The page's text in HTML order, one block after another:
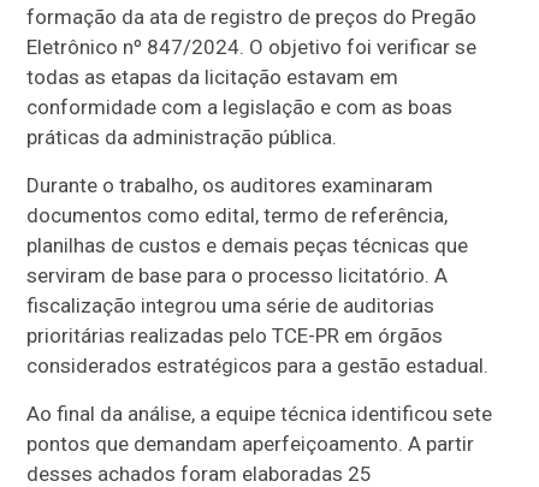
formação da ata de registro de preços do Pregão
Eletrônico nº 847/2024. O objetivo foi verificar se
todas as etapas da licitação estavam em
conformidade com a legislação e com as boas
práticas da administração pública.
Durante o trabalho, os auditores examinaram
documentos como edital, termo de referência,
planilhas de custos e demais peças técnicas que
serviram de base para o processo licitatório. A
fiscalização integrou uma série de auditorias
prioritárias realizadas pelo TCE-PR em órgãos
considerados estratégicos para a gestão estadual.
Ao final da análise, a equipe técnica identificou sete
pontos que demandam aperfeiçoamento. A partir
desses achados foram elaboradas 25